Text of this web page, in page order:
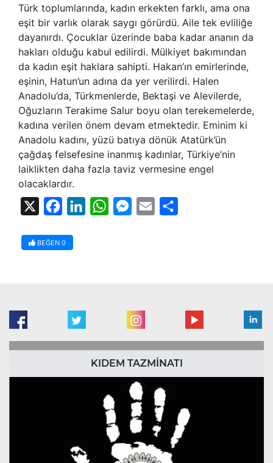
Türk toplumlarında, kadın erkekten farklı, ama ona
eşit bir varlık olarak saygı görürdü. Aile tek evliliğe
dayanırdı. Çocuklar üzerinde baba kadar ananın da
hakları olduğu kabul edilirdi. Mülkiyet bakımından
da kadın eşit haklara sahipti. Hakan’ın emirlerinde,
eşinin, Hatun’un adına da yer verilirdi. Halen
Anadolu’da, Türkmenlerde, Bektaşi ve Alevilerde,
Oğuzların Terakime Salur boyu olan terekemelerde,
kadına verilen önem devam etmektedir. Eminim ki
Anadolu kadını, yüzü batıya dönük Atatürk’ün
çağdaş felsefesine inanmış kadınlar, Türkiye’nin
laiklikten daha fazla taviz vermesine engel
olacaklardır.
FacebookLinkedInWhatsAppMessenger
Email
BEĞEN 0
KIDEM TAZMİNATI